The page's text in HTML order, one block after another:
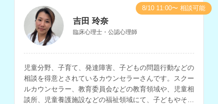
吉田 玲奈
臨床心理士・公認心理師
児童分野、子育て、発達障害、子どもの問題行動などの
相談を得意とされているカウンセラーさんです。スクー
ルカウンセラー、教育委員会などの教育領域や、児童相
談所、児童養護施設などの福祉領域にて、子どもやその
8/10 11:00〜 相談可能